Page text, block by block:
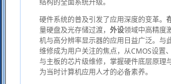
结构的全面系统升级。
硬件系统的普及引发了应用深度的变革。
量硬盘及光存储过渡， 外设领域中高精度
机与高分辨率显示器的应用日益广泛。与
维修成为用户关注的焦点，从CMOS设置
与主板的芯片级维修，掌握硬件底层原理
为当时计算机应用人才的必备素养。